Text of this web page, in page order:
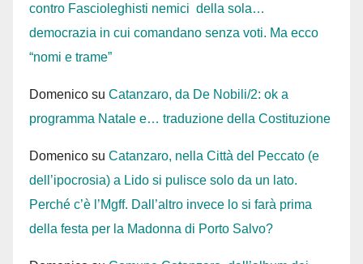
contro Fascioleghisti nemici della sola…
democrazia in cui comandano senza voti. Ma ecco
“nomi e trame”
Domenico su Catanzaro, da De Nobili/2: ok a
programma Natale e… traduzione della Costituzione
Domenico su Catanzaro, nella Città del Peccato (e
dell’ipocrosia) a Lido si pulisce solo da un lato.
Perché c’è l’Mgff. Dall’altro invece lo si farà prima
della festa per la Madonna di Porto Salvo?